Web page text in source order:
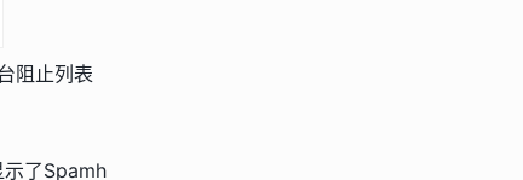
阻止列表
了Spamh